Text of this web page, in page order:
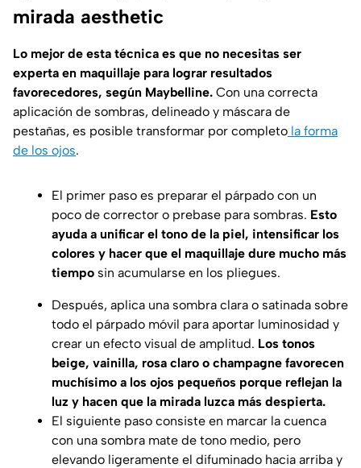
mirada aesthetic
Lo mejor de esta técnica es que no necesitas ser
experta en maquillaje para lograr resultados
favorecedores, según Maybelline. Con una correcta
aplicación de sombras, delineado y máscara de
pestañas, es posible transformar por completo la forma
de los ojos.
El primer paso es preparar el párpado con un
poco de corrector o prebase para sombras. Esto
ayuda a unificar el tono de la piel, intensificar los
colores y hacer que el maquillaje dure mucho más
tiempo sin acumularse en los pliegues.
Después, aplica una sombra clara o satinada sobre
todo el párpado móvil para aportar luminosidad y
crear un efecto visual de amplitud. Los tonos
beige, vainilla, rosa claro o champagne favorecen
muchísimo a los ojos pequeños porque reflejan la
luz y hacen que la mirada luzca más despierta.
El siguiente paso consiste en marcar la cuenca
con una sombra mate de tono medio, pero
elevando ligeramente el difuminado hacia arriba y